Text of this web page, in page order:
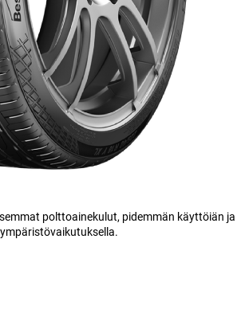
polttoainekulut, pidemmän käyttöiän ja